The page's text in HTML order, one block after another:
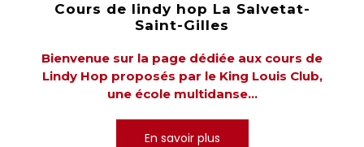
Cours de lindy hop La Salvetat-
Saint-Gilles
Bienvenue sur la page dédiée aux cours de
Lindy Hop proposés par le King Louis Club,
une école multidanse...
En savoir plus